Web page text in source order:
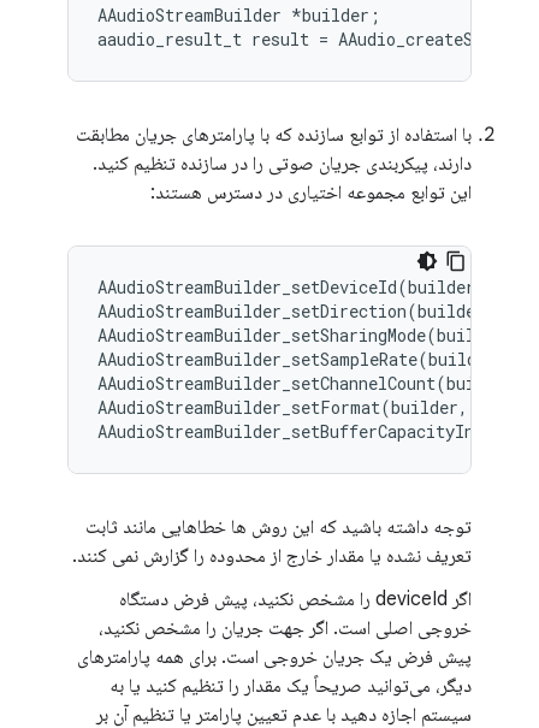
AAudioStreamBuilder *builder;
با استفاده از توابع سازنده که با پارامترهای جریان مطابقت
دارند، پیکربندی جریان صوتی را در سازنده تنظیم کنید.
این توابع مجموعه اختیاری در دسترس هستند:
AAudioStreamBuilder_setDeviceId(builder,
AAudioStreamBuilder_setDirection(builder,
AAudioStreamBuilder_setSharingMode(builder,
AAudioStreamBuilder_setSampleRate(builder,
AAudioStreamBuilder_setChannelCount(builder,
AAudioStreamBuilder_setFormat(builder,
توجه داشته باشید که این روش ها خطاهایی مانند ثابت
تعریف نشده یا مقدار خارج از محدوده را گزارش نمی کنند.
اگر deviceId را مشخص نکنید، پیش فرض دستگاه
خروجی اصلی است. اگر جهت جریان را مشخص نکنید،
پیش فرض یک جریان خروجی است. برای همه پارامترهای
دیگر، می‌توانید صریحاً یک مقدار را تنظیم کنید یا به
سیستم اجازه دهید با عدم تعیین پارامتر یا تنظیم آن بر